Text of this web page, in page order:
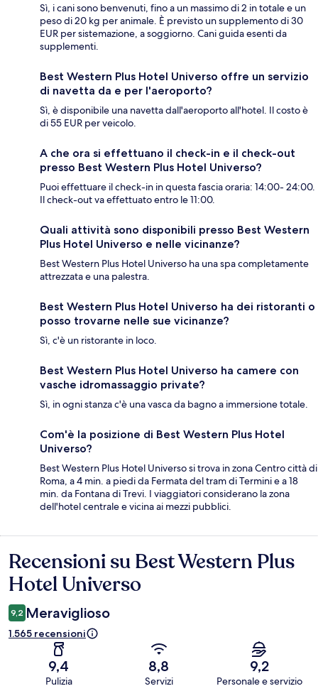
Sì, i cani sono benvenuti, fino a un massimo di 2 in totale e un
peso di 20 kg per animale. È previsto un supplemento di 30
EUR per sistemazione, a soggiorno. Cani guida esenti da
supplementi.
Best Western Plus Hotel Universo offre un servizio
di navetta da e per l'aeroporto?
Sì, è disponibile una navetta dall'aeroporto all'hotel. Il costo è
di 55 EUR per veicolo.
A che ora si effettuano il check-in e il check-out
presso Best Western Plus Hotel Universo?
Puoi effettuare il check-in in questa fascia oraria: 14:00- 24:00.
Il check-out va effettuato entro le 11:00.
Quali attività sono disponibili presso Best Western
Plus Hotel Universo e nelle vicinanze?
Best Western Plus Hotel Universo ha una spa completamente
attrezzata e una palestra.
Best Western Plus Hotel Universo ha dei ristoranti o
posso trovarne nelle sue vicinanze?
Sì, c'è un ristorante in loco.
Best Western Plus Hotel Universo ha camere con
vasche idromassaggio private?
Sì, in ogni stanza c'è una vasca da bagno a immersione totale.
Com'è la posizione di Best Western Plus Hotel
Universo?
Best Western Plus Hotel Universo si trova in zona Centro città di
Roma, a 4 min. a piedi da Fermata del tram di Termini e a 18
min. da Fontana di Trevi. I viaggiatori considerano la zona
dell'hotel centrale e vicina ai mezzi pubblici.
Recensioni
Recensioni su Best Western Plus
Hotel Universo
9,2 Meraviglioso
1.565 recensioni
9,4
Pulizia
8,8
Servizi
9,2
Personale e servizio